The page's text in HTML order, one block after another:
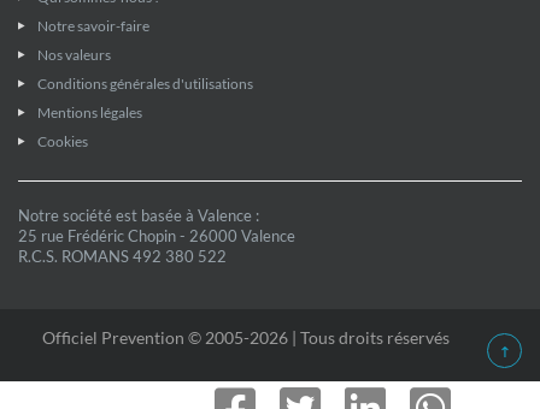
Notre savoir-faire
Nos valeurs
Conditions générales d'utilisations
Mentions légales
Cookies
Notre société est basée à Valence :
25 rue Frédéric Chopin - 26000 Valence
R.C.S. ROMANS 492 380 522
Officiel Prevention © 2005-2026 | Tous droits réservés